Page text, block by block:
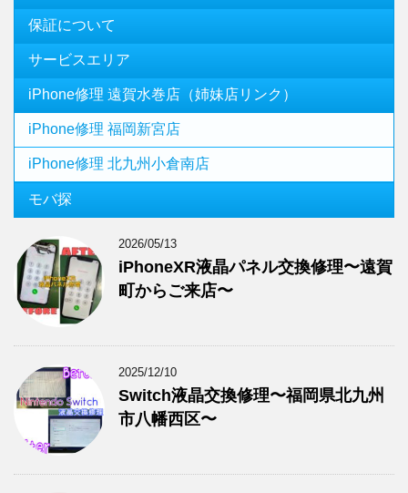
保証について
サービスエリア
iPhone修理 遠賀水巻店（姉妹店リンク）
iPhone修理 福岡新宮店
iPhone修理 北九州小倉南店
モバ探
2026/05/13
iPhoneXR液晶パネル交換修理〜遠賀
町からご来店〜
2025/12/10
Switch液晶交換修理〜福岡県北九州
市八幡西区〜